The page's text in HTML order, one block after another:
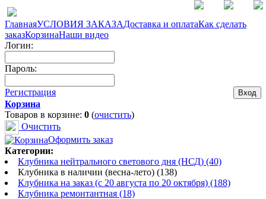
ГлавнаяУСЛОВИЯ ЗАКАЗАДоставка и оплатаКак сделать
заказКорзинаНаши видео
Логин:
Пароль:
Регистрация
Корзина
Товаров в корзине: 0 (очистить)
Очистить
Оформить заказ
Категории:
Клубника нейтрального светового дня (НСД) (40)
Клубника в наличии (весна-лето) (138)
Клубника на заказ (с 20 августа по 20 октября) (188)
Клубника ремонтантная (18)